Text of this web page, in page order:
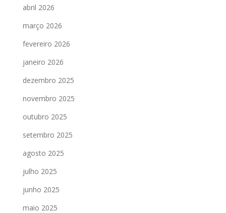
abril 2026
março 2026
fevereiro 2026
janeiro 2026
dezembro 2025
novembro 2025
outubro 2025
setembro 2025
agosto 2025
julho 2025
junho 2025
maio 2025